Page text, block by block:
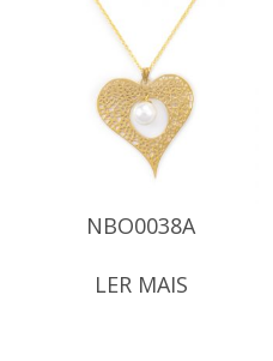
NBO0038A
LER MAIS